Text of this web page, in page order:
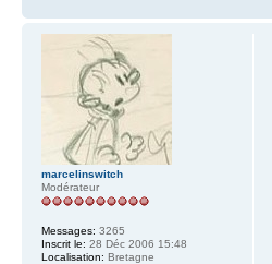
marcelinswitch
Modérateur
Messages: 3265
Inscrit le: 28 Déc 2006 15:48
Localisation: Bretagne